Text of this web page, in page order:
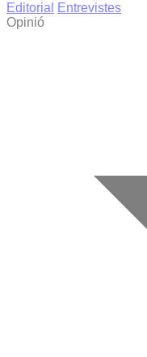
Editorial
Entrevistes
Opinió